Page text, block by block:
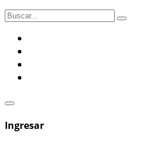
Ingresar